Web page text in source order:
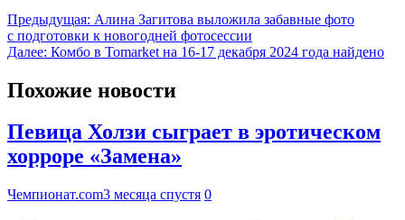
Предыдущая: Алина Загитова выложила забавные фото
с подготовки к новогодней фотосессии
Далее: Комбо в Tomarket на 16-17 декабря 2024 года найдено
Похожие новости
Певица Холзи сыграет в эротическом
хорроре «Замена»
Чемпионат.com3 месяца спустя 0